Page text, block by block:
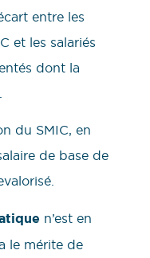
entre les
et les salariés
dont la
du SMIC, en
de base de
n’est en
le mérite de